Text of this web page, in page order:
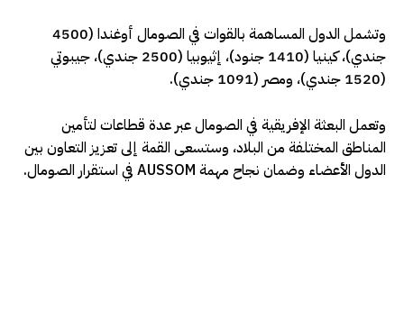
وتشمل الدول المساهمة بالقوات في الصومال أوغندا (4500
جندي)، كينيا (1410 جنود)، إثيوبيا (2500 جندي)، جيبوتي
(1520 جندي)، ومصر (1091 جندي).
وتعمل البعثة الإفريقية في الصومال عبر عدة قطاعات لتأمين
المناطق المختلفة من البلاد، وستسعى القمة إلى تعزيز التعاون بين
الدول الأعضاء وضمان نجاح مهمة AUSSOM في استقرار الصومال.